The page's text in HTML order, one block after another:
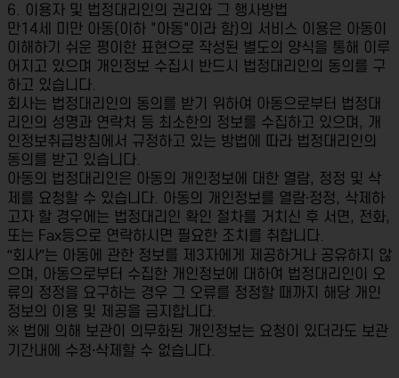
6. 이용자 및 법정대리인의 권리와 그 행사방법
만14세 미만 아동(이하 "아동"이라 함)의 서비스 이용은 아동이
이해하기 쉬운 평이한 표현으로 작성된 별도의 양식을 통해 이루
어지고 있으며 개인정보 수집시 반드시 법정대리인의 동의를 구
하고 있습니다.
회사는 법정대리인의 동의를 받기 위하여 아동으로부터 법정대
리인의 성명과 연락처 등 최소한의 정보를 수집하고 있으며, 개
인정보취급방침에서 규정하고 있는 방법에 따라 법정대리인의
동의를 받고 있습니다.
아동의 법정대리인은 아동의 개인정보에 대한 열람, 정정 및 삭
제를 요청할 수 있습니다. 아동의 개인정보를 열람·정정, 삭제하
고자 할 경우에는 법정대리인 확인 절차를 거치신 후 서면, 전화,
또는 Fax등으로 연락하시면 필요한 조치를 취합니다.
“회사”는 아동에 관한 정보를 제3자에게 제공하거나 공유하지 않
으며, 아동으로부터 수집한 개인정보에 대하여 법정대리인이 오
류의 정정을 요구하는 경우 그 오류를 정정할 때까지 해당 개인
정보의 이용 및 제공을 금지합니다.
※ 법에 의해 보관이 의무화된 개인정보는 요청이 있더라도 보관
기간내에 수정·삭제할 수 없습니다.